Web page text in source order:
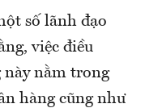
số lãnh đạo
việc điều
này nằm trong
hàng cũng như